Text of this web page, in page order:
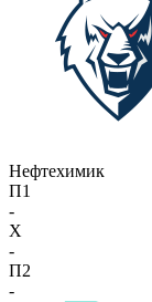
Нефтехимик
П1
-
X
-
П2
-